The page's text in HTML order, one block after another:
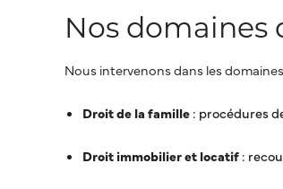
Nos
Nous intervenons dans les
Droit de la famille : procédures
Droit immobilier et locatif :